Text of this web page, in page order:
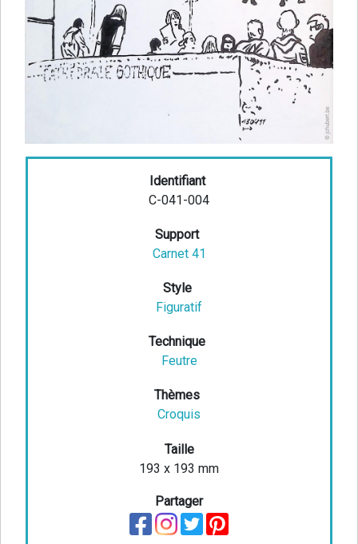
Identifiant
C-041-004
Support
Carnet 41
Style
Figuratif
Technique
Feutre
Thèmes
Croquis
Taille
193 x 193 mm
Partager